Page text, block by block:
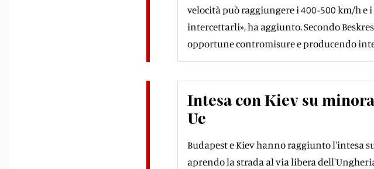
velocità può raggiungere i 400-500 km/h
intercettarli», ha aggiunto. Secondo
opportune contromisure e producendo
Intesa con Kiev su
Ue
Budapest e Kiev hanno raggiunto l'intesa
aprendo la strada al via libera